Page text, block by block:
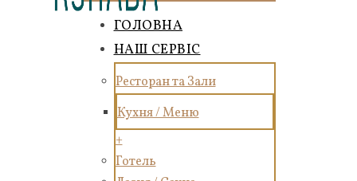
ГОЛОВНА
НАШ СЕРВІС
Ресторан та Зали
Кухня / Меню
+
Готель